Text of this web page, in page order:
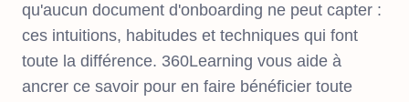
qu'aucun document d'onboarding ne peut capter :
ces intuitions, habitudes et techniques qui font
toute la différence. 360Learning vous aide à
ancrer ce savoir pour en faire bénéficier toute